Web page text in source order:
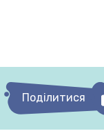
Поділитися